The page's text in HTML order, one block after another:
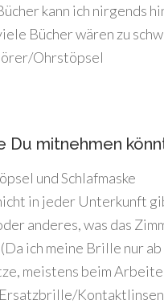
kann ich nirgends
Bücher wären zu
Ohrstöpsel
Du mitnehmen
und Schlafmaske
in jeder Unterkunft
anderes, was das
ich meine Brille nur ab
meistens beim